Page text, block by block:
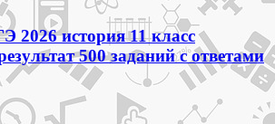
2026 история 11 класс
500 заданий с ответами